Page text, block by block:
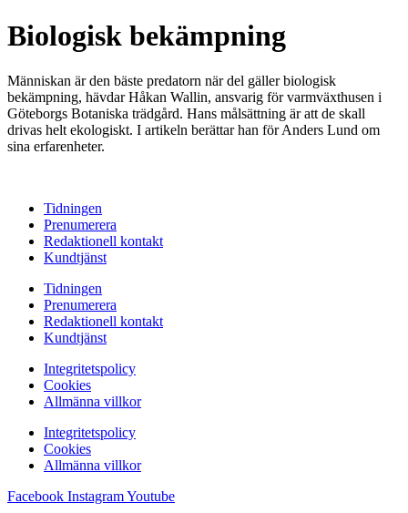
Biologisk bekämpning
Människan är den bäste predatorn när del gäller biologisk
bekämpning, hävdar Håkan Wallin, ansvarig för varmväxthusen i
Göteborgs Botaniska trädgård. Hans målsättning är att de skall
drivas helt ekologiskt. I artikeln berättar han för Anders Lund om
sina erfarenheter.
Tidningen
Prenumerera
Redaktionell kontakt
Kundtjänst
Tidningen
Prenumerera
Redaktionell kontakt
Kundtjänst
Integritetspolicy
Cookies
Allmänna villkor
Integritetspolicy
Cookies
Allmänna villkor
Facebook InstagramYoutube